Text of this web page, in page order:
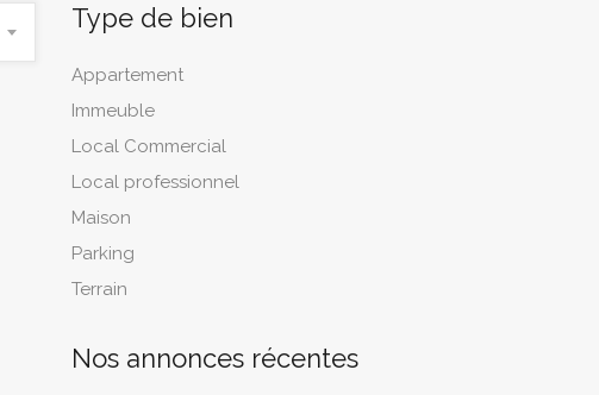
Type de bien
Appartement
Immeuble
Local Commercial
Local professionnel
Maison
Parking
Terrain
Nos annonces récentes